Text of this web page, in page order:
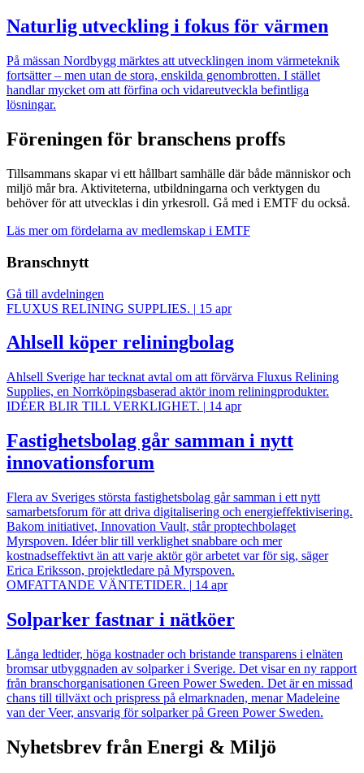
Naturlig utveckling i fokus för värmen
På mässan Nordbygg märktes att utvecklingen inom värmeteknik
fortsätter – men utan de stora, enskilda genombrotten. I stället
handlar mycket om att förfina och vidareutveckla befintliga
lösningar.
Föreningen för branschens proffs
Tillsammans skapar vi ett hållbart samhälle där både människor och
miljö mår bra. Aktiviteterna, utbildningarna och verktygen du
behöver för att utvecklas i din yrkesroll. Gå med i EMTF du också.
Läs mer om fördelarna av medlemskap i EMTF
Branschnytt
Gå till avdelningen
FLUXUS RELINING SUPPLIES. | 15 apr
Ahlsell köper reliningbolag
Ahlsell Sverige har tecknat avtal om att förvärva Fluxus Relining
Supplies, en Norrköpingsbaserad aktör inom reliningprodukter.
IDÉER BLIR TILL VERKLIGHET. | 14 apr
Fastighetsbolag går samman i nytt
innovationsforum
Flera av Sveriges största fastighetsbolag går samman i ett nytt
samarbetsforum för att driva digitalisering och energieffektivisering.
Bakom initiativet, Innovation Vault, står proptechbolaget
Myrspoven. Idéer blir till verklighet snabbare och mer
kostnadseffektivt än att varje aktör gör arbetet var för sig, säger
Erica Eriksson, projektledare på Myrspoven.
OMFATTANDE VÄNTETIDER. | 14 apr
Solparker fastnar i nätköer
Långa ledtider, höga kostnader och bristande transparens i elnäten
bromsar utbyggnaden av solparker i Sverige. Det visar en ny rapport
från branschorganisationen Green Power Sweden. Det är en missad
chans till tillväxt och prispress på elmarknaden, menar Madeleine
van der Veer, ansvarig för solparker på Green Power Sweden.
Nyhetsbrev från Energi & Miljö